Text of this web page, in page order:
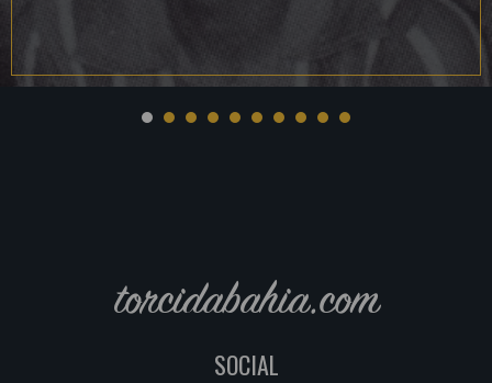
torcidabahia.com
SOCIAL